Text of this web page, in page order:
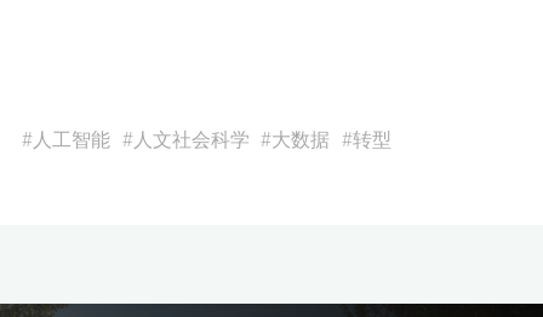
#人工智能 #人文社会科学 #大数据 #转型